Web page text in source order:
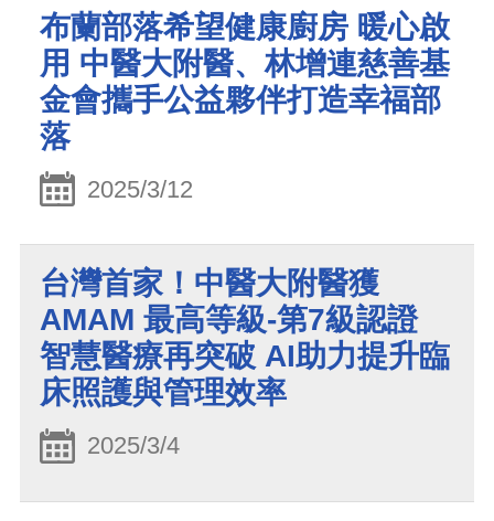
布蘭部落希望健康廚房 暖心啟
用 中醫大附醫、林增連慈善基
金會攜手公益夥伴打造幸福部
落
2025/3/12
台灣首家！中醫大附醫獲
AMAM 最高等級-第7級認證
智慧醫療再突破 AI助力提升臨
床照護與管理效率
2025/3/4